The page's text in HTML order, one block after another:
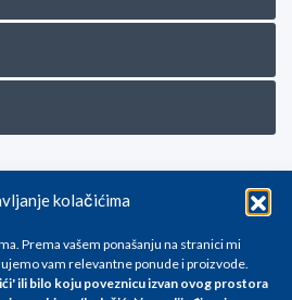
kolačićima
Prema vašem ponašanju na stranici mi
vam relevantne ponude i proizvode.
ili bilo koju poveznicu izvan ovog prostora
u ponudi obratite nam se na